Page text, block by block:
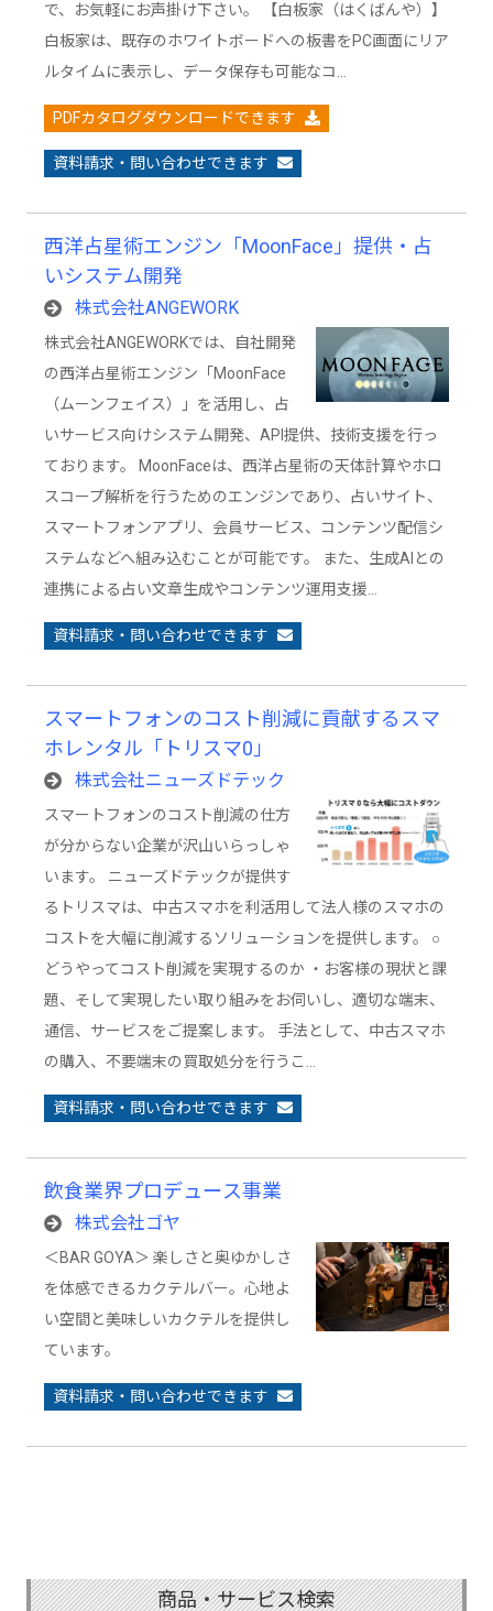
で、お気軽にお声掛け下さい。 【白板家（はくばんや）】
白板家は、既存のホワイトボードへの板書をPC画面にリア
ルタイムに表示し、データ保存も可能なコ…
PDFカタログダウンロードできます
資料請求・問い合わせできます
西洋占星術エンジン「MoonFace」提供・占
いシステム開発
株式会社ANGEWORK
株式会社ANGEWORKでは、自社開発
の西洋占星術エンジン「MoonFace
（ムーンフェイス）」を活用し、占
いサービス向けシステム開発、API提供、技術支援を行っ
ております。 MoonFaceは、西洋占星術の天体計算やホロ
スコープ解析を行うためのエンジンであり、占いサイト、
スマートフォンアプリ、会員サービス、コンテンツ配信シ
ステムなどへ組み込むことが可能です。 また、生成AIとの
連携による占い文章生成やコンテンツ運用支援…
資料請求・問い合わせできます
スマートフォンのコスト削減に貢献するスマ
ホレンタル「トリスマ0」
株式会社ニューズドテック
スマートフォンのコスト削減の仕方
が分からない企業が沢山いらっしゃ
います。 ニューズドテックが提供す
るトリスマは、中古スマホを利活用して法人様のスマホの
コストを大幅に削減するソリューションを提供します。 ○
どうやってコスト削減を実現するのか ・お客様の現状と課
題、そして実現したい取り組みをお伺いし、適切な端末、
通信、サービスをご提案します。 手法として、中古スマホ
の購入、不要端末の買取処分を行うこ…
資料請求・問い合わせできます
飲食業界プロデュース事業
株式会社ゴヤ
＜BAR GOYA＞ 楽しさと奥ゆかしさ
を体感できるカクテルバー。心地よ
い空間と美味しいカクテルを提供し
ています。
資料請求・問い合わせできます
商品・サービス検索